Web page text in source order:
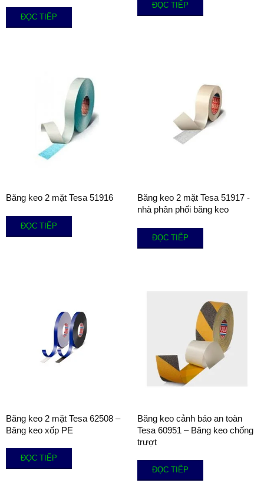
ĐỌC TIẾP
ĐỌC TIẾP
Băng keo 2 mặt Tesa 51916
ĐỌC TIẾP
Băng keo 2 mặt Tesa 51917 -
nhà phân phối băng keo
ĐỌC TIẾP
Băng keo 2 mặt Tesa 62508 –
Băng keo xốp PE
ĐỌC TIẾP
Băng keo cảnh báo an toàn
Tesa 60951 – Băng keo chống
trượt
ĐỌC TIẾP